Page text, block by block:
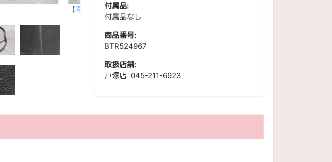
【写真を拡大】
付属品:
付属品なし
商品番号:
BTR524967
取扱店舗:
戸塚店 045-211-6923